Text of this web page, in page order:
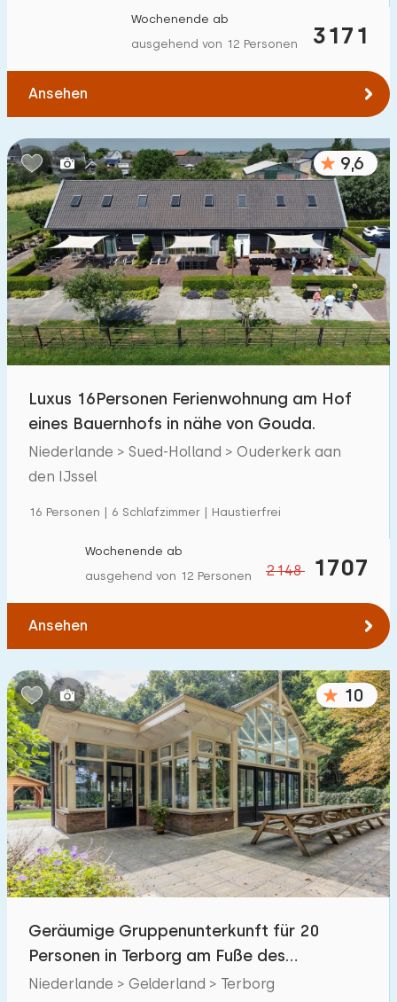
3171
Wochenende ab
ausgehend von 12 Personen
Ansehen
9,6
Luxus 16Personen Ferienwohnung am Hof
eines Bauernhofs in nähe von Gouda.
Niederlande > Sued-Holland > Ouderkerk aan
den IJssel
16 Personen | 6 Schlafzimmer | Haustierfrei
2148 1707
Wochenende ab
ausgehend von 12 Personen
Ansehen
10
Geräumige Gruppenunterkunft für 20
Personen in Terborg am Fuße des
Paasbergs.
Niederlande > Gelderland > Terborg